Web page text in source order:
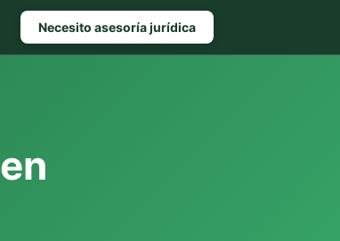
Necesito asesoría jurídica
en